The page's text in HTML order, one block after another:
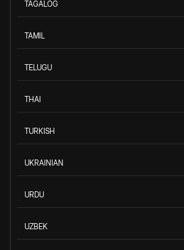
TAGALOG
TAMIL
TELUGU
THAI
TURKISH
UKRAINIAN
URDU
UZBEK